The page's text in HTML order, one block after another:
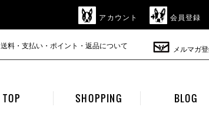
アカウント 会員登録
送料・支払い・ポイント・返品について メルマガ
TOP SHOPPING BLOG